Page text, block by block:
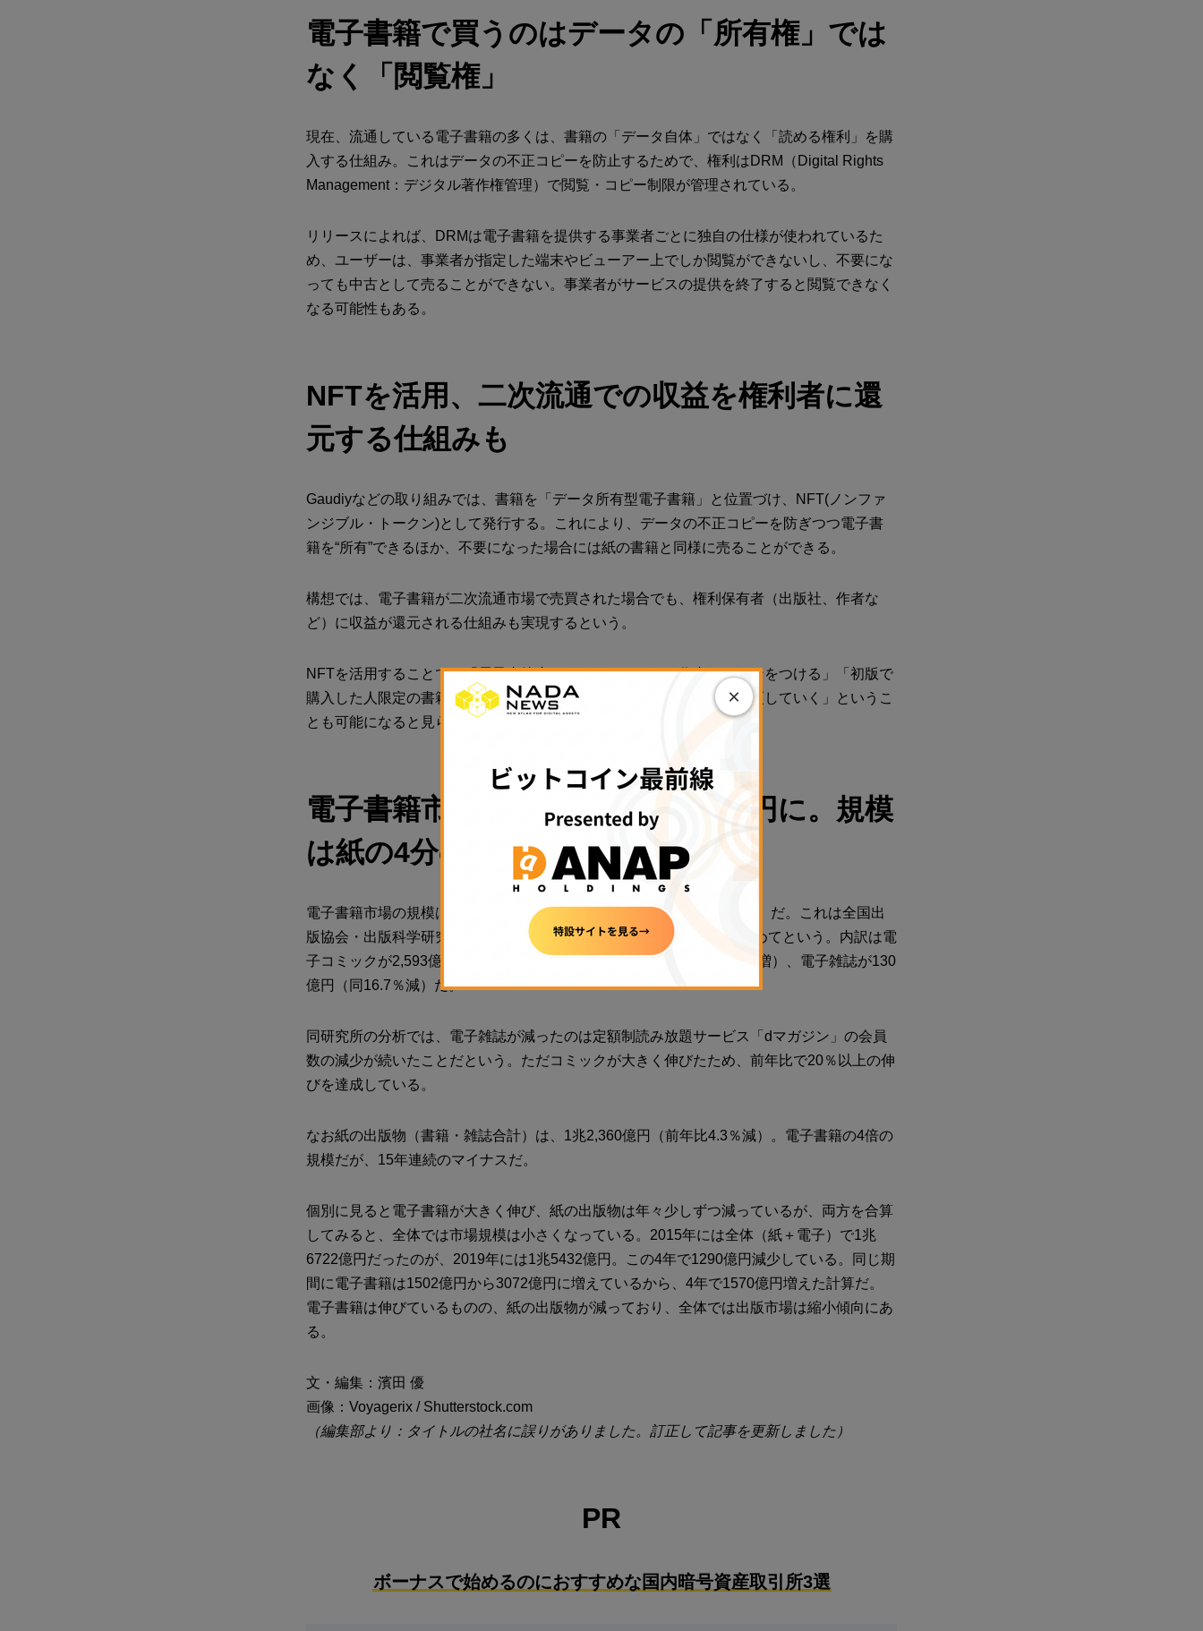
電子書籍で買うのはデータの「所有権」では
なく「閲覧権」
現在、流通している電子書籍の多くは、書籍の「データ自体」ではなく「読める権利」を購
入する仕組み。これはデータの不正コピーを防止するためで、権利はDRM（Digital Rights
Management：デジタル著作権管理）で閲覧・コピー制限が管理されている。
リリースによれば、DRMは電子書籍を提供する事業者ごとに独自の仕様が使われているた
め、ユーザーは、事業者が指定した端末やビューアー上でしか閲覧ができないし、不要にな
っても中古として売ることができない。事業者がサービスの提供を終了すると閲覧できなく
なる可能性もある。
NFTを活用、二次流通での収益を権利者に還
元する仕組みも
Gaudiyなどの取り組みでは、書籍を「データ所有型電子書籍」と位置づけ、NFT(ノンファ
ンジブル・トークン)として発行する。これにより、データの不正コピーを防ぎつつ電子書
籍を“所有”できるほか、不要になった場合には紙の書籍と同様に売ることができる。
構想では、電子書籍が二次流通市場で売買された場合でも、権利保有者（出版社、作者な
ど）に収益が還元される仕組みも実現するという。
NFTを活用することで、「電子書籍内のコンテンツにのみ作者のサインをつける」「初版で
購入した人限定の書籍を販売する」「本編の内容を販売後に追加・変更していく」というこ
とも可能になると見られている。
電子書籍市場は4年で2倍の3000億円に。規模
は紙の4分の1
電子書籍市場の規模は、2019年のデータで3072億円（前年比23.9％増）だ。これは全国出
版協会・出版科学研究所によるデータで、3000億円を突破したのは初めてという。内訳は電
子コミックが2,593億円（同29.5％増）、電子書籍が349億円（同8.7％増）、電子雑誌が130
億円（同16.7％減）だ。
同研究所の分析では、電子雑誌が減ったのは定額制読み放題サービス「dマガジン」の会員
数の減少が続いたことだという。ただコミックが大きく伸びたため、前年比で20％以上の伸
びを達成している。
なお紙の出版物（書籍・雑誌合計）は、1兆2,360億円（前年比4.3％減）。電子書籍の4倍の
規模だが、15年連続のマイナスだ。
個別に見ると電子書籍が大きく伸び、紙の出版物は年々少しずつ減っているが、両方を合算
してみると、全体では市場規模は小さくなっている。2015年には全体（紙＋電子）で1兆
6722億円だったのが、2019年には1兆5432億円。この4年で1290億円減少している。同じ期
間に電子書籍は1502億円から3072億円に増えているから、4年で1570億円増えた計算だ。
電子書籍は伸びているものの、紙の出版物が減っており、全体では出版市場は縮小傾向にあ
る。
文・編集：濱田 優
画像：Voyagerix / Shutterstock.com
（編集部より：タイトルの社名に誤りがありました。訂正して記事を更新しました）
PR
ボーナスで始めるのにおすすめな国内暗号資産取引所3選
×